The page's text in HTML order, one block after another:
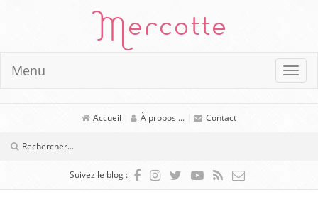
Mercotte
Menu
Accueil À propos ... Contact
Suivez le blog :